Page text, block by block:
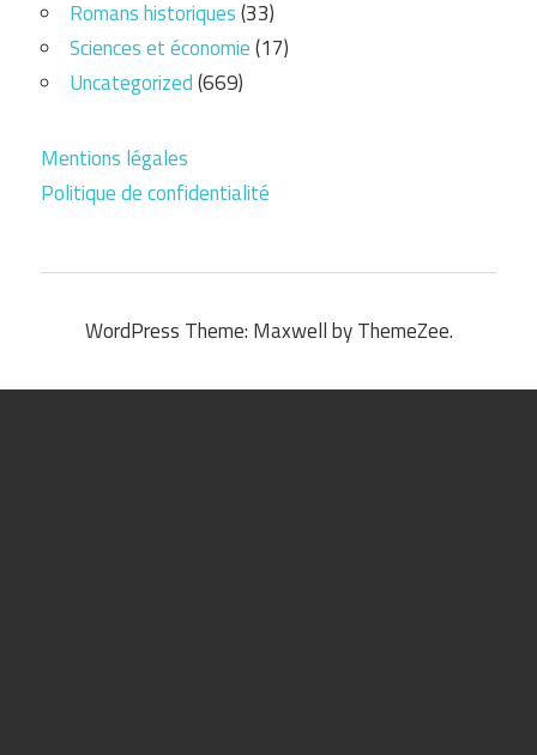
Romans historiques(33)
Sciences et économie(17)
Uncategorized(669)
Mentions légales
Politique de confidentialité
WordPress Theme: Maxwell by ThemeZee.